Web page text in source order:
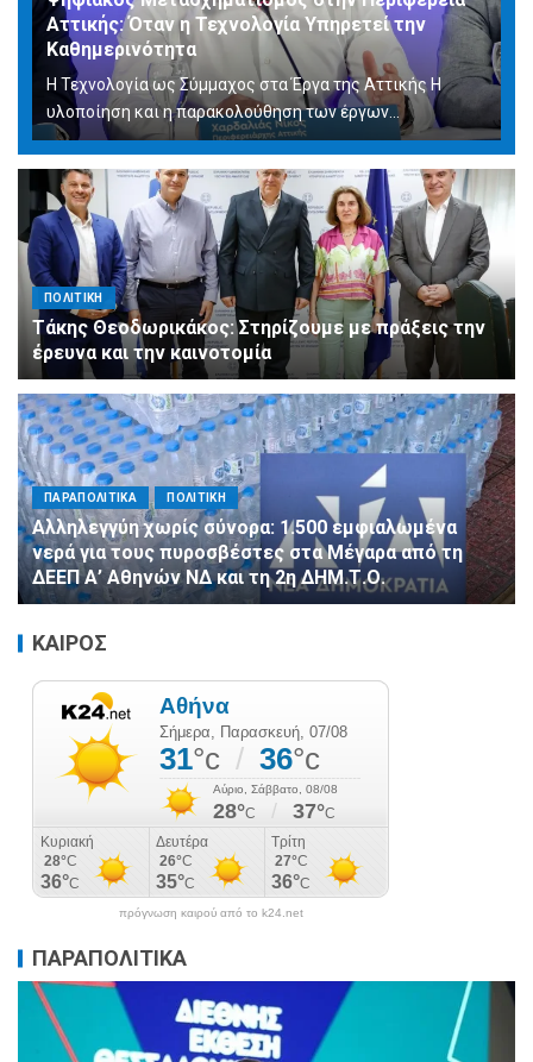
Αττικής: Όταν η Τεχνολογία Υπηρετεί την
Καθημερινότητα
Η Τεχνολογία ως Σύμμαχος στα Έργα της Αττικής Η
υλοποίηση και η παρακολούθηση των έργων...
ΠΟΛΙΤΙΚΗ
Τάκης Θεοδωρικάκος: Στηρίζουμε με πράξεις την
έρευνα και την καινοτομία
ΠΑΡΑΠΟΛΙΤΙΚΑ ΠΟΛΙΤΙΚΗ
Αλληλεγγύη χωρίς σύνορα: 1.500 εμφιαλωμένα
νερά για τους πυροσβέστες στα Μέγαρα από τη
ΔΕΕΠ Α’ Αθηνών ΝΔ και τη 2η ΔΗΜ.Τ.Ο.
ΚΑΙΡΟΣ
πρόγνωση καιρού από το k24.net
ΠΑΡΑΠΟΛΙΤΙΚΑ